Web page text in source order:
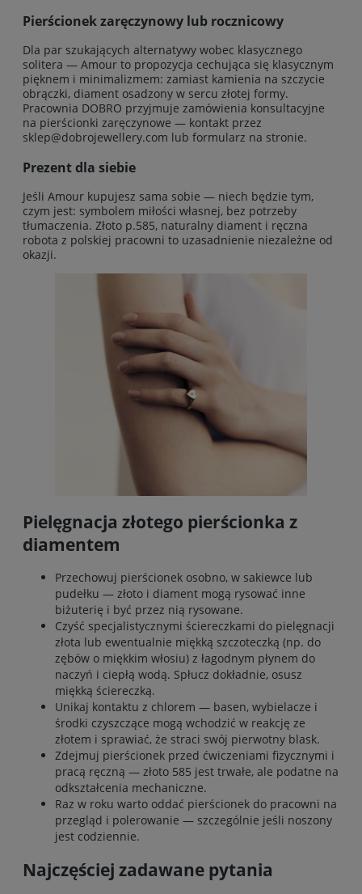
Pierścionek zaręczynowy lub rocznicowy
Dla par szukających alternatywy wobec klasycznego
solitera — Amour to propozycja cechująca się klasycznym
pięknem i minimalizmem: zamiast kamienia na szczycie
obrączki, diament osadzony w sercu złotej formy.
Pracownia DOBRO przyjmuje zamówienia konsultacyjne
na pierścionki zaręczynowe — kontakt przez
sklep@dobrojewellery.com lub formularz na stronie.
Prezent dla siebie
Jeśli Amour kupujesz sama sobie — niech będzie tym,
czym jest: symbolem miłości własnej, bez potrzeby
tłumaczenia. Złoto p.585, naturalny diament i ręczna
robota z polskiej pracowni to uzasadnienie niezależne od
okazji.
Pielęgnacja złotego pierścionka z
diamentem
Przechowuj pierścionek osobno, w sakiewce lub
pudełku — złoto i diament mogą rysować inne
biżuterię i być przez nią rysowane.
Czyść specjalistycznymi ściereczkami do pielęgnacji
złota lub ewentualnie miękką szczoteczką (np. do
zębów o miękkim włosiu) z łagodnym płynem do
naczyń i ciepłą wodą. Spłucz dokładnie, osusz
miękką ściereczką.
Unikaj kontaktu z chlorem — basen, wybielacze i
środki czyszczące mogą wchodzić w reakcję ze
złotem i sprawiać, że straci swój pierwotny blask.
Zdejmuj pierścionek przed ćwiczeniami fizycznymi i
pracą ręczną — złoto 585 jest trwałe, ale podatne na
odkształcenia mechaniczne.
Raz w roku warto oddać pierścionek do pracowni na
przegląd i polerowanie — szczególnie jeśli noszony
jest codziennie.
Najczęściej zadawane pytania